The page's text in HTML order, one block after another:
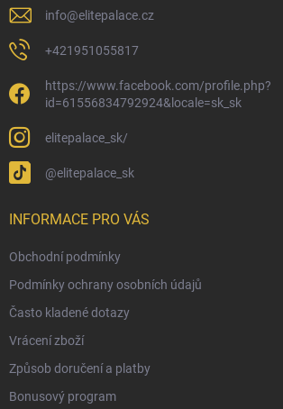
info@elitepalace.cz
+421951055817
https://www.facebook.com/profile.php?
id=61556834792924&locale=sk_sk
elitepalace_sk/
@elitepalace_sk
INFORMACE PRO VÁS
Obchodní podmínky
Podmínky ochrany osobních údajů
Často kladené dotazy
Vrácení zboží
Způsob doručení a platby
Bonusový program